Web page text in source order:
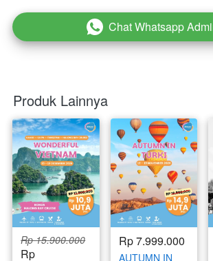
` Chat Whatsapp
Produk Lainnya
Rp 15.900.000
Rp
Rp 7.999.000
AUTUMN IN